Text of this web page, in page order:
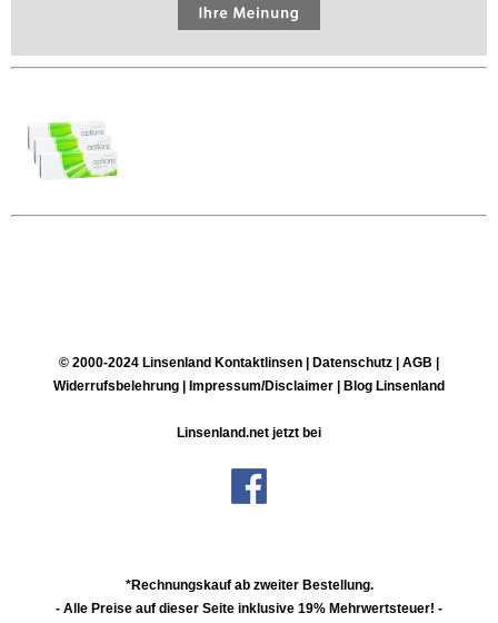
© 2000-2024 Linsenland Kontaktlinsen | Datenschutz | AGB |
Widerrufsbelehrung | Impressum/Disclaimer | Blog Linsenland
Linsenland.net jetzt bei
*Rechnungskauf ab zweiter Bestellung.
- Alle Preise auf dieser Seite inklusive 19% Mehrwertsteuer! -